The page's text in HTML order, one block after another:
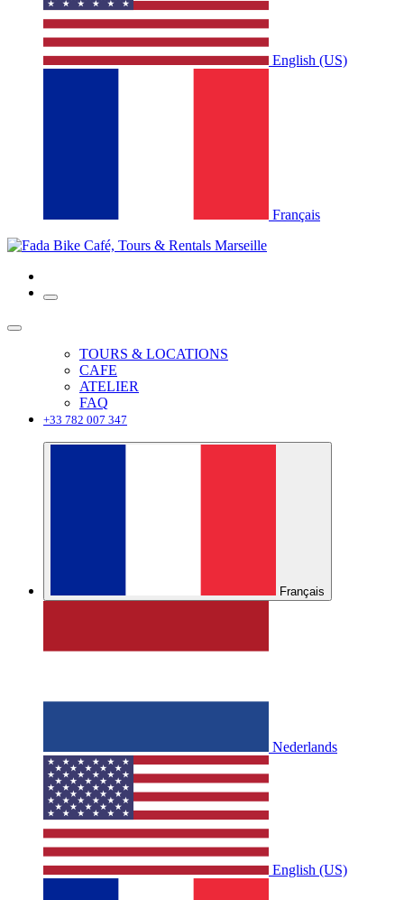
English (US)
Français
TOURS & LOCATIONS
CAFE
ATELIER
FAQ
+33 782 007 347
Français
Nederlands
English (US)